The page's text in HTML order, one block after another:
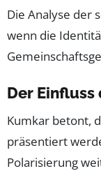
Die Analyse der
wenn die
Der
Kumkar betont,
präsentiert
Polarisierung